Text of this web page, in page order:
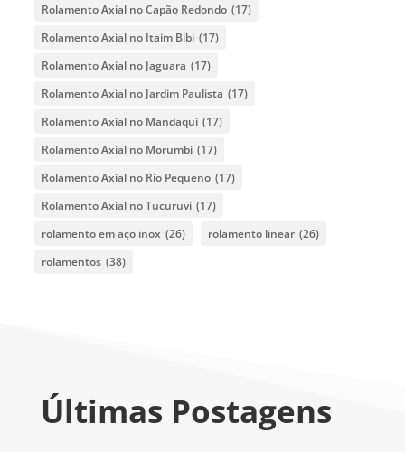
Rolamento Axial no Capão Redondo (17)
Rolamento Axial no Itaim Bibi (17)
Rolamento Axial no Jaguara (17)
Rolamento Axial no Jardim Paulista (17)
Rolamento Axial no Mandaqui (17)
Rolamento Axial no Morumbi (17)
Rolamento Axial no Rio Pequeno (17)
Rolamento Axial no Tucuruvi (17)
rolamento em aço inox (26) rolamento linear (26)
rolamentos (38)
Últimas Postagens